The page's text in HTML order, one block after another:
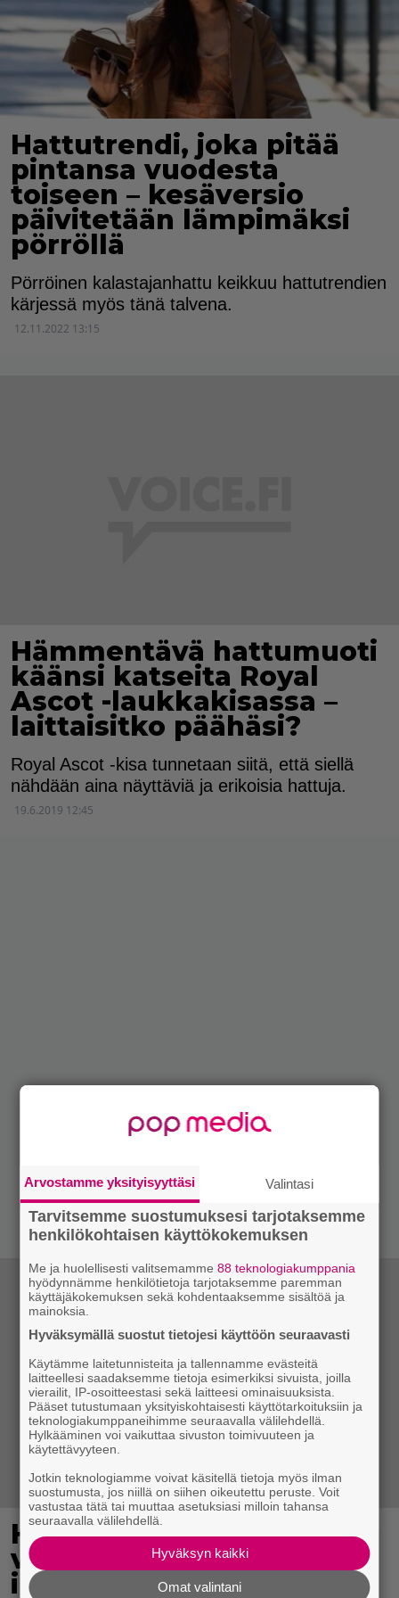
Hattutrendi, joka pitää
pintansa vuodesta
toiseen – kesäversio
päivitetään lämpimäksi
pörröllä
Pörröinen kalastajanhattu keikkuu hattutrendien
kärjessä myös tänä talvena.
12.11.2022 13:15
Hämmentävä hattumuoti
käänsi katseita Royal
Ascot -laukkakisassa –
laittaisitko päähäsi?
Royal Ascot -kisa tunnetaan siitä, että siellä
nähdään aina näyttäviä ja erikoisia hattuja.
19.6.2019 12:45
Hattu kruunaa asun – 6
verkkokauppojen
ihanuutta
Arvostamme yksityisyyttäsi Valintasi
Tarvitsemme suostumuksesi tarjotaksemme
henkilökohtaisen käyttökokemuksen
Me ja huolellisesti valitsemamme88 teknologiakumppania
hyödynnämme henkilötietoja tarjotaksemme paremman
käyttäjäkokemuksen sekä kohdentaaksemme sisältöä ja
mainoksia.
Hyväksymällä suostut tietojesi käyttöön seuraavasti
Käytämme laitetunnisteita ja tallennamme evästeitä
laitteellesi saadaksemme tietoja esimerkiksi sivuista, joilla
vierailit, IP-osoitteestasi sekä laitteesi ominaisuuksista.
Pääset tutustumaan yksityiskohtaisesti käyttötarkoituksiin ja
teknologiakumppaneihimme seuraavalla välilehdellä.
Hylkääminen voi vaikuttaa sivuston toimivuuteen ja
käytettävyyteen.
Jotkin teknologiamme voivat käsitellä tietoja myös ilman
suostumusta, jos niillä on siihen oikeutettu peruste. Voit
vastustaa tätä tai muuttaa asetuksiasi milloin tahansa
seuraavalla välilehdellä.
Hyväksyn kaikki
Omat valintani